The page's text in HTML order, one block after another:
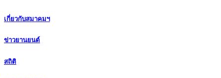
เกี่ยวกับสมาคมฯ
ข่าวยานยนต์
สถิติ